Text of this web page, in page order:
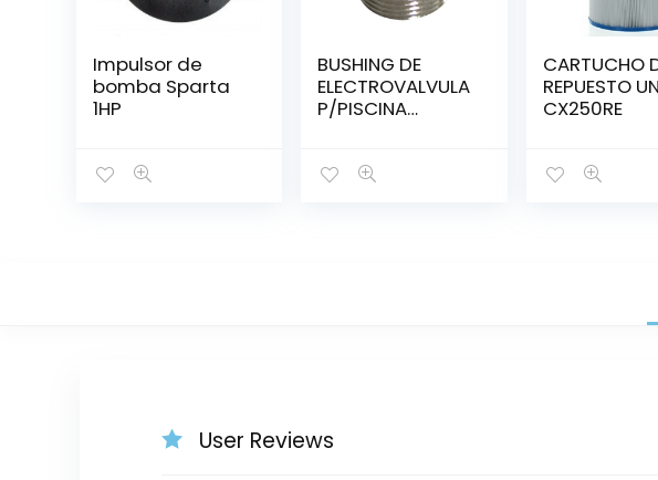
Impulsor de
bomba Sparta
1HP
BUSHING DE
ELECTROVALVULA
P/PISCINA
CARTUCHO
REPUESTO
CX250RE
User Reviews